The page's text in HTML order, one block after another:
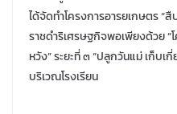
ได้จัดทำโครงการอารยเกษตร “
ราชดำริเศรษฐกิจพอเพียงด้วย “
หวัง” ระยะที่ ๓ “ปลูกวันแม่ เก็บ
บริเวณโรงเรียน